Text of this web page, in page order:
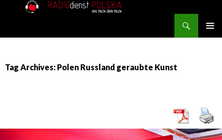
Tag Archives: Polen Russland geraubte Kunst